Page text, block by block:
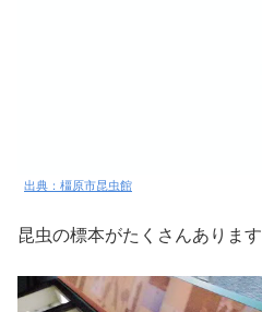
出典：橿原市昆虫館
昆虫の標本がたくさんあります